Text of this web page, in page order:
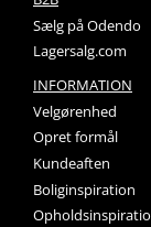
Sælg på Odendo
Lagersalg.com
INFORMATION
Velgørenhed
Opret formål
Kundeaften
Boliginspiration